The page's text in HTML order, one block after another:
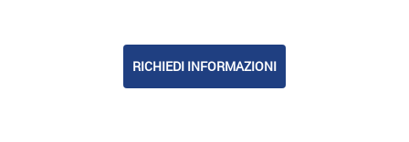
RICHIEDI INFORMAZIONI